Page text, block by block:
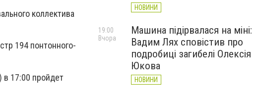
коллектива
194 понтонного-
17:00 пройдет
НОВИНИ
Машина підірвалася на міні:
Вадим Лях сповістив про
подробиці загибелі Олексія
Юкова
НОВИНИ
19:00
Вчора